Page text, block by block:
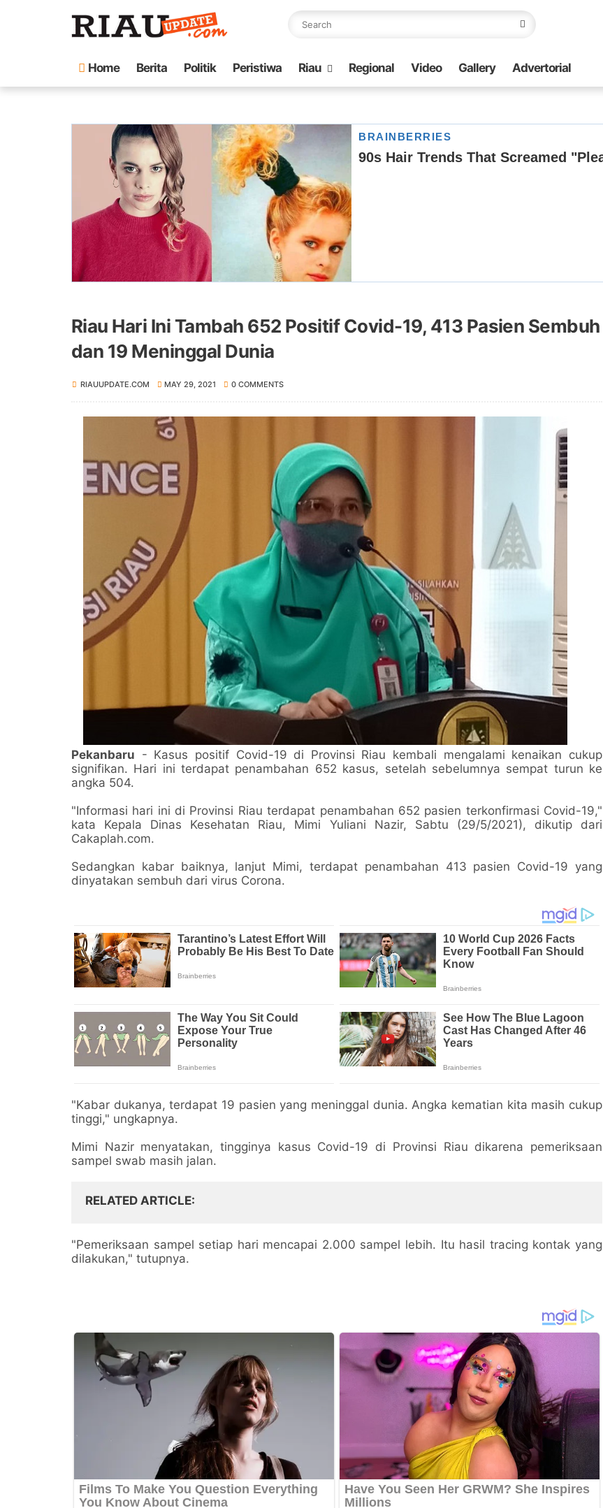
Home Berita Politik Peristiwa Riau Regional Video Gallery Advertorial
Riau Hari Ini Tambah 652 Positif Covid-19, 413 Pasien Sembuh
dan 19 Meninggal Dunia
RIAUUPDATE.COM MAY 29, 2021 0 COMMENTS
Pekanbaru - Kasus positif Covid-19 di Provinsi Riau kembali mengalami kenaikan cukup
signifikan. Hari ini terdapat penambahan 652 kasus, setelah sebelumnya sempat turun ke
angka 504.
"Informasi hari ini di Provinsi Riau terdapat penambahan 652 pasien terkonfirmasi Covid-19,"
kata Kepala Dinas Kesehatan Riau, Mimi Yuliani Nazir, Sabtu (29/5/2021), dikutip dari
Cakaplah.com.
Sedangkan kabar baiknya, lanjut Mimi, terdapat penambahan 413 pasien Covid-19 yang
dinyatakan sembuh dari virus Corona.
"Kabar dukanya, terdapat 19 pasien yang meninggal dunia. Angka kematian kita masih cukup
tinggi," ungkapnya.
Mimi Nazir menyatakan, tingginya kasus Covid-19 di Provinsi Riau dikarena pemeriksaan
sampel swab masih jalan.
RELATED ARTICLE
"Pemeriksaan sampel setiap hari mencapai 2.000 sampel lebih. Itu hasil tracing kontak yang
dilakukan," tutupnya.